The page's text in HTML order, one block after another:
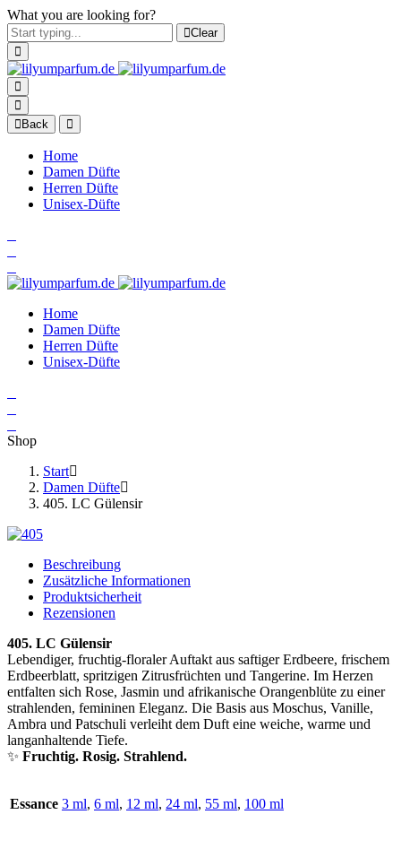
What you are looking for?
Clear
Back
Home
Damen Düfte
Herren Düfte
Unisex-Düfte
Home
Damen Düfte
Herren Düfte
Unisex-Düfte
Shop
Start
Damen Düfte
405. LC Gülensir
Beschreibung
Zusätzliche Informationen
Produktsicherheit
Rezensionen
405. LC Gülensir
Lebendiger, fruchtig-floraler Auftakt aus saftiger Erdbeere, frischem
Erdbeerblatt, spritzigen Zitrusfrüchten und Tangerine. Im Herzen
entfalten sich Rose, Jasmin und afrikanische Orangenblüte zu einer
strahlenden, femininen Eleganz. Die Basis aus Moschus, Vanille,
Ambra und Patschuli verleiht dem Duft eine weiche, warme und
langanhaltende Tiefe.
✨ Fruchtig. Rosig. Strahlend.
Essance 3 ml, 6 ml, 12 ml, 24 ml, 55 ml, 100 ml